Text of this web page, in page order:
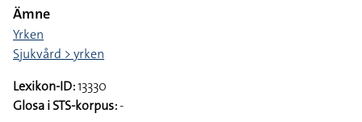
Ämne
Yrken
Sjukvård > yrken
Lexikon-ID:13330
Glosa i STS-korpus:-